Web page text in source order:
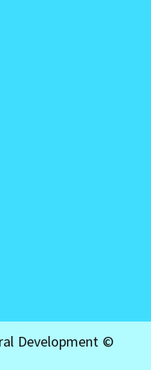
Development ©